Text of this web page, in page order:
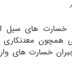
خسارت های
همچون
خسارت های